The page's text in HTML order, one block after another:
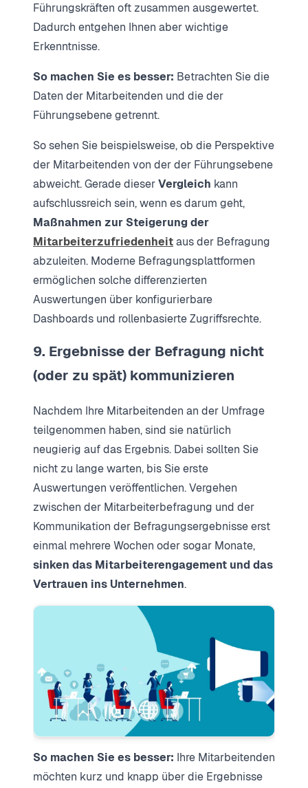
Führungskräften oft zusammen ausgewertet.
Dadurch entgehen Ihnen aber wichtige
Erkenntnisse.
So machen Sie es besser: Betrachten Sie die
Daten der Mitarbeitenden und die der
Führungsebene getrennt.
So sehen Sie beispielsweise, ob die Perspektive
der Mitarbeitenden von der der Führungsebene
abweicht. Gerade dieserVergleich kann
aufschlussreich sein, wenn es darum geht,
Maßnahmen zur Steigerung der
Mitarbeiterzufriedenheitaus der Befragung
abzuleiten. Moderne Befragungsplattformen
ermöglichen solche differenzierten
Auswertungen über konfigurierbare
Dashboards und rollenbasierte Zugriffsrechte.
9. Ergebnisse der Befragung nicht
(oder zu spät) kommunizieren
Nachdem Ihre Mitarbeitenden an der Umfrage
teilgenommen haben, sind sie natürlich
neugierig auf das Ergebnis. Dabei sollten Sie
nicht zu lange warten, bis Sie erste
Auswertungen veröffentlichen. Vergehen
zwischen der Mitarbeiterbefragung und der
Kommunikation der Befragungsergebnisse erst
einmal mehrere Wochen oder sogar Monate,
sinken das Mitarbeiterengagement und das
Vertrauen ins Unternehmen.
So machen Sie es besser: Ihre Mitarbeitenden
möchten kurz und knapp über die Ergebnisse